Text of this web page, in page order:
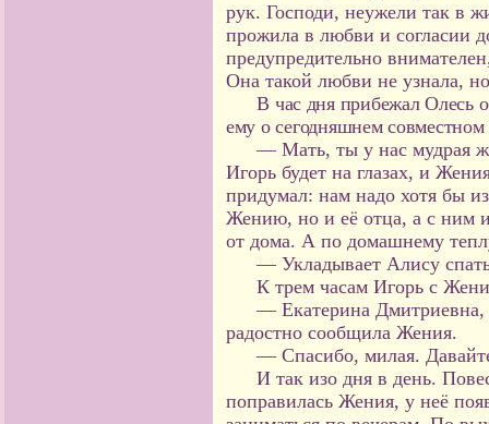
рук. Господи, неужели так в
прожила в любви и согласии
предупредительно
Она такой любви не узнала,
В час дня прибежал Олесь
ему о сегодняшнем совместном
— Мать, ты у нас мудрая
Игорь будет на глазах, и
придумал: нам надо хотя бы
Жению, но и её отца, а с ним
от дома. А по домашнему
— Укладывает Алису
К трем часам Игорь с
— Екатерина
радостно сообщила Жения.
— Спасибо, милая.
И так изо дня в день.
поправилась Жения, у неё